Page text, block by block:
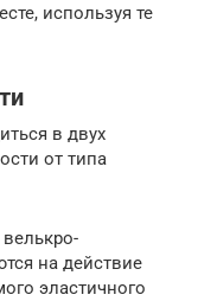
используя те
в двух
от типа
на действие
эластичного